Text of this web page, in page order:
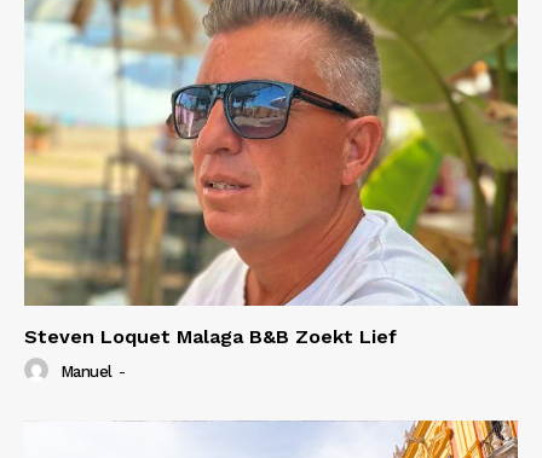
Steven Loquet Malaga B&B Zoekt Lief
Manuel -